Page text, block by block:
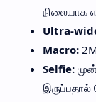
நிலையாக
Ultra-
Macro:
Selfie:
இருப்பதால்